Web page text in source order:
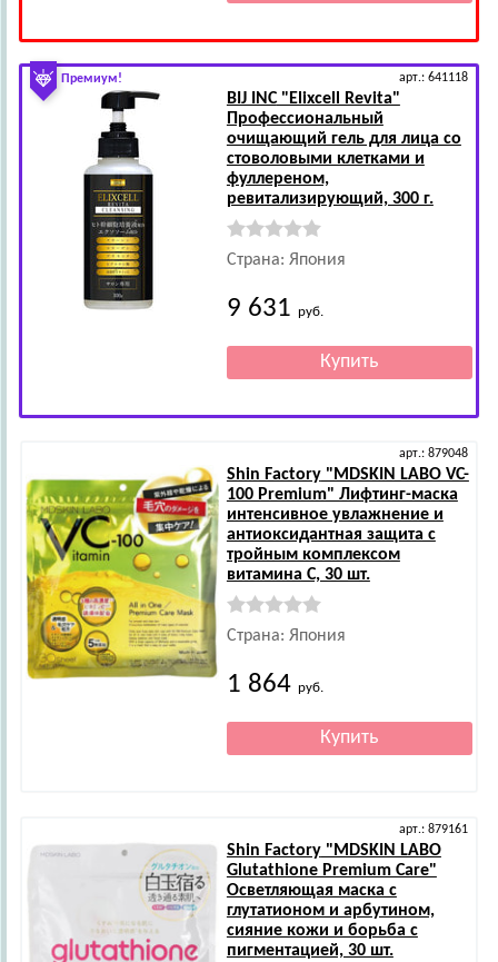
Премиум! арт.: 641118
BIJ INC"Elixcell Revita"
Профессиональный
очищающий гель для лица со
стоволовыми клетками и
фуллереном,
ревитализирующий, 300 г.
Страна: Япония
9 631 руб.
арт.: 879048
Shin Factory"MDSKIN LABO VC-
100 Premium" Лифтинг-маска
интенсивное увлажнение и
антиоксидантная защита с
тройным комплексом
витамина С, 30 шт.
Страна: Япония
1 864 руб.
арт.: 879161
Shin Factory"MDSKIN LABO
Glutathione Premium Care"
Осветляющая маска с
глутатионом и арбутином,
сияние кожи и борьба с
пигментацией, 30 шт.